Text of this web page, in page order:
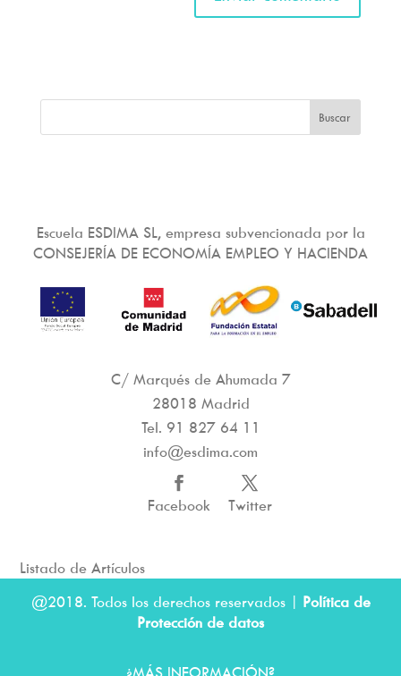
¿MÁS INFORMACIÓN?
Escuela ESDIMA SL, empresa subvencionada por la
CONSEJERÍA DE ECONOMÍA EMPLEO Y HACIENDA
C/ Marqués de Ahumada 7
28018 Madrid
Tel. 91 827 64 11
info@esdima.com
Facebook Twitter
Listado de Artículos
@2018. Todos los derechos reservados | Política de
Protección de datos